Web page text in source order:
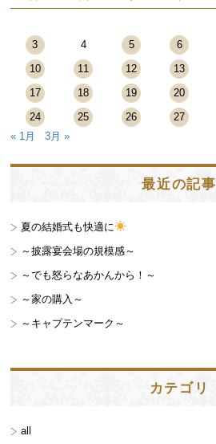
3
4 5 6
10
11 12 13
17
18 19 20
24
25 26 27
« 1月
3月 »
最近の記事
夏の結婚式も快適に
～披露宴会場の規模感～
～でも怒らなあかんから！～
～家の購入～
～キャプテンマーク～
カテゴリ
all